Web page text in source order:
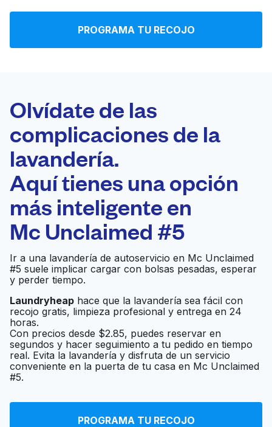
Iniciar sesión
United States ES
PROGRAMA TU RECOJO
Olvídate de las
complicaciones de la
lavandería.
Aquí tienes una opción
más inteligente en
Mc Unclaimed #5
Ir a una lavandería de autoservicio en Mc Unclaimed
#5 suele implicar cargar con bolsas pesadas, esperar
y perder tiempo.
Laundryheap hace que la lavandería sea fácil con
recojo gratis, limpieza profesional y entrega en 24
horas.
Con precios desde $2.85, puedes reservar en
segundos y hacer seguimiento a tu pedido en tiempo
real. Evita la lavandería y disfruta de un servicio
conveniente en la puerta de tu casa en Mc Unclaimed
#5.
PROGRAMA TU RECOJO